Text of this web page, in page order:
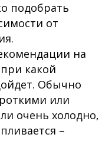
подобрать
от
на
какой
Обычно
или
очень холодно,
–